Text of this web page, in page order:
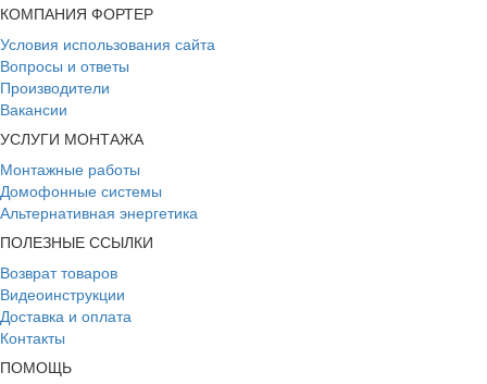
КОМПАНИЯ ФОРТЕР
Условия использования сайта
Вопросы и ответы
Производители
Вакансии
УСЛУГИ МОНТАЖА
Монтажные работы
Домофонные системы
Альтернативная энергетика
ПОЛЕЗНЫЕ ССЫЛКИ
Возврат товаров
Видеоинструкции
Доставка и оплата
Контакты
ПОМОЩЬ